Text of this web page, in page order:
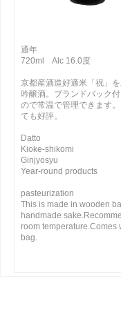
通年
720ml Alc 16.0度
京都産酒造好適米「祝」
吟醸酒。ブランドバック
ので常温で管理できます
ても好評。
Datto
Kioke-shikomi
Ginjyosyu
Year-round products
pasteurization
This is made in wooden
handmade
room temperature.Comes
bag.